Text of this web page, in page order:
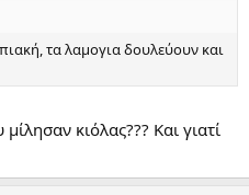
τα λαμογια δουλεύουν και
κιόλας??? Και γιατί